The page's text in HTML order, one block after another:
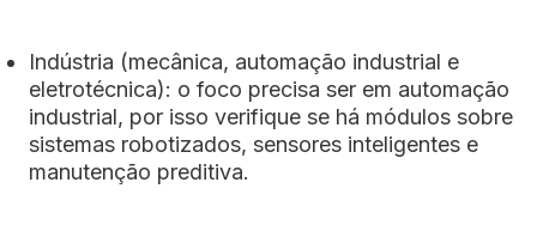
Indústria (mecânica, automação industrial e
eletrotécnica): o foco precisa ser em automação
industrial, por isso verifique se há módulos sobre
sistemas robotizados, sensores inteligentes e
manutenção preditiva.